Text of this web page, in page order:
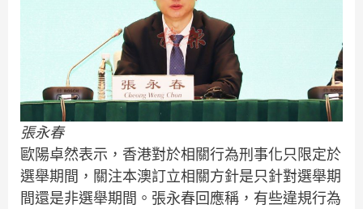
張永春
歐陽卓然表示，香港對於相關行為刑事化只限定於
選舉期間，關注本澳訂立相關方針是只針對選舉期
間還是非選舉期間。張永春回應稱，有些違規行為